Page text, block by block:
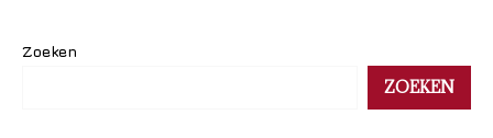
Zoeken
ZOEKEN